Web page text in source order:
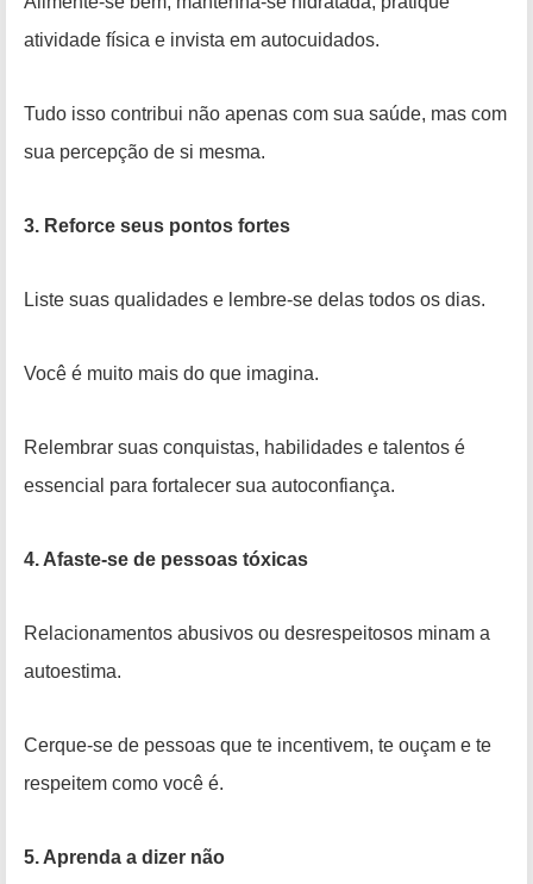
atividade física e invista em autocuidados.
Tudo isso contribui não apenas com sua saúde, mas com
sua percepção de si mesma.
3. Reforce seus pontos fortes
Liste suas qualidades e lembre-se delas todos os dias.
Você é muito mais do que imagina.
Relembrar suas conquistas, habilidades e talentos é
essencial para fortalecer sua autoconfiança.
4. Afaste-se de pessoas tóxicas
Relacionamentos abusivos ou desrespeitosos minam a
autoestima.
Cerque-se de pessoas que te incentivem, te ouçam e te
respeitem como você é.
5. Aprenda a dizer não